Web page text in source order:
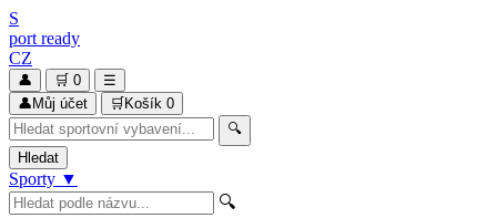
S
port ready
CZ
👤 🛒 0
☰
👤 Můj účet 🛒 Košík 0
🔍
Hledat
Sporty ▼
🔍